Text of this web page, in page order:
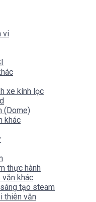
vi
xe kính lọc
(Dome)
khác
thực hành
khác
tạo steam
thiên văn